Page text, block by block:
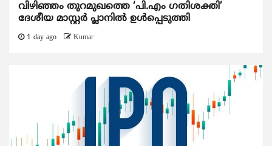
വിഴിഞ്ഞം തുറമുഖത്തെ ‘പി.എം ഗതിശക്തി’
ദേശീയ മാസ്റ്റർ പ്ലാനിൽ ഉൾപ്പെടുത്തി
1 day ago Kumar